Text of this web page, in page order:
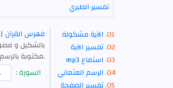
تفسير الطبري
الآية مشكولة
تفسير الآية
استماع mp3
الرسم العثماني
فهرس القرآن |
بالشكيل و
,مكتوبة
السورة :